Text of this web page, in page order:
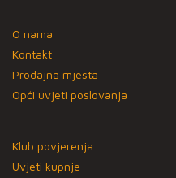
O nama
Kontakt
Prodajna mjesta
Opći uvjeti poslovanja
Klub povjerenja
Uvjeti kupnje